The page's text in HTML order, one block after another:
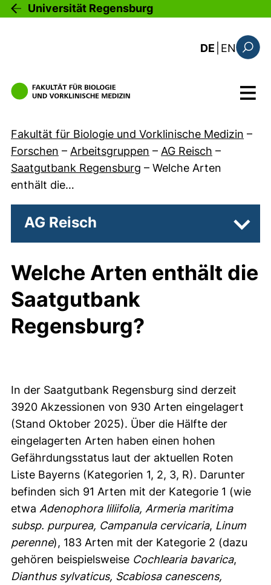
Direkt zum Inhalt
Universität Regensburg
DE EN: this
Menü
Fakultät für Biologie und Vorklinische Medizin –
Forschen – Arbeitsgruppen – AG Reisch –
Saatgutbank Regensburg – Welche Arten
enthält die…
AG Reisch
Welche Arten enthält die
Saatgutbank
Regensburg?
In der Saatgutbank Regensburg sind derzeit
3920 Akzessionen von 930 Arten eingelagert
(Stand Oktober 2025). Über die Hälfte der
eingelagerten Arten haben einen hohen
Gefährdungsstatus laut der aktuellen Roten
Liste Bayerns (Kategorien 1, 2, 3, R). Darunter
befinden sich 91 Arten mit der Kategorie 1 (wie
etwa Adenophora liliifolia, Armeria maritima
subsp. purpurea, Campanula cervicaria, Linum
perenne), 183 Arten mit der Kategorie 2 (dazu
gehören beispielsweise Cochlearia bavarica,
Dianthus sylvaticus, Scabiosa canescens,